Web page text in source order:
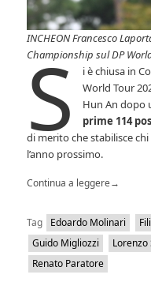
INCHEON Francesco
Championship sul DP
S
i è chiusa in
World Tour
Hun An dopo
prime 114
di merito che stabilisce
l’anno prossimo.
Continua a leggere→
Tag Edoardo Molinari
Guido Migliozzi
Lorenzo
Renato Paratore